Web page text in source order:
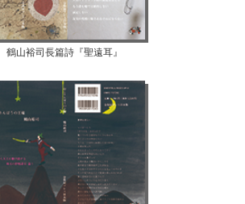
鶴山裕司長篇詩『聖遠耳』